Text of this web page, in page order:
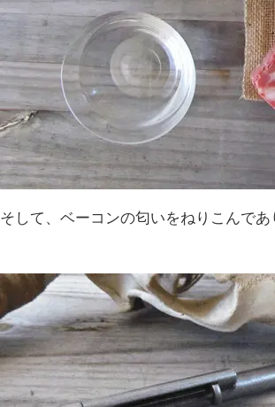
そして、ベーコンの匂いをねりこんであ